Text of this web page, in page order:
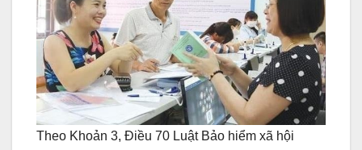
Theo Khoản 3, Điều 70 Luật Bảo hiểm xã hội